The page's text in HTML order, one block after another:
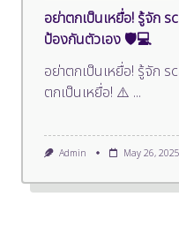
อย่าตกเป็นเหยื่อ! รู้จัก
ป้องกันตัวเอง 🛡️💻
อย่าตกเป็นเหยื่อ! รู้จัก
ตกเป็นเหยื่อ! ⚠️ ...
Admin May 26, 2025